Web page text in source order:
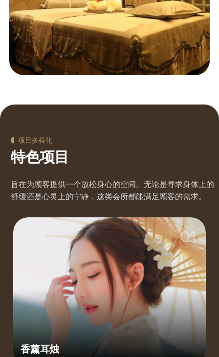
项目多样化
特色项目
旨在为顾客提供一个放松身心的空间。无论是寻求身体上的
舒缓还是心灵上的宁静，这类会所都能满足顾客的需求。
01
香薰耳烛